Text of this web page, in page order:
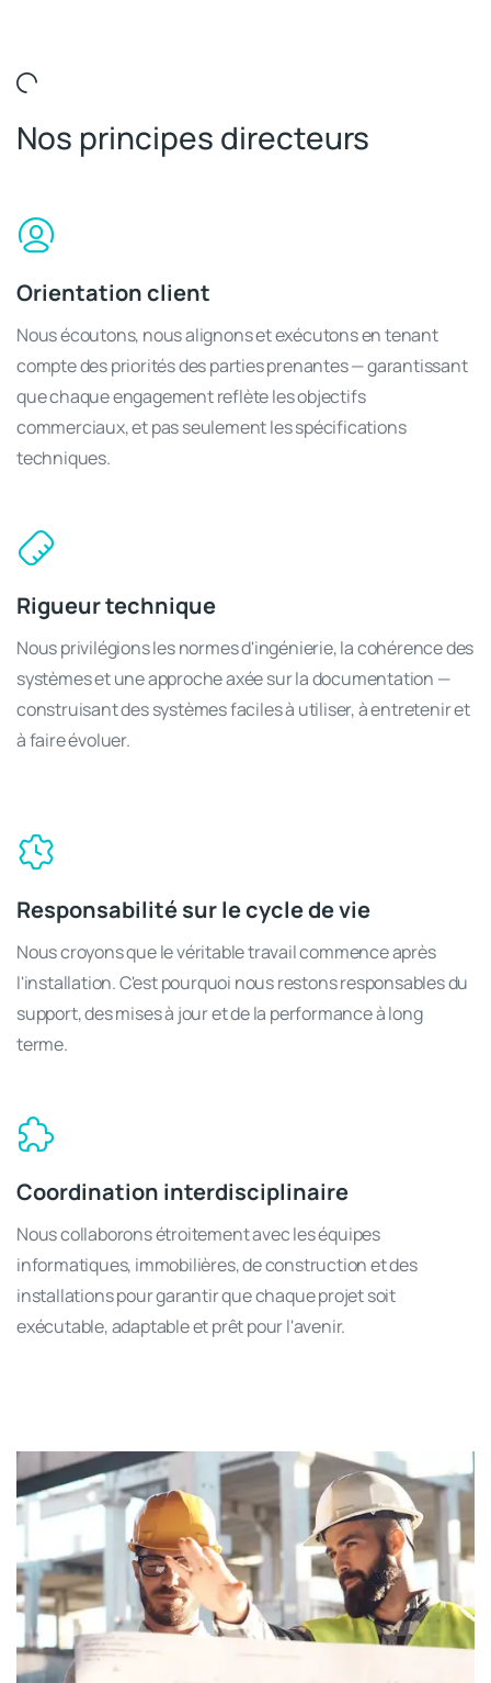
Nos principes directeurs
Orientation client
Nous écoutons, nous alignons et exécutons en tenant
compte des priorités des parties prenantes — garantissant
que chaque engagement reflète les objectifs
commerciaux, et pas seulement les spécifications
techniques.
Rigueur technique
Nous privilégions les normes d'ingénierie, la cohérence des
systèmes et une approche axée sur la documentation —
construisant des systèmes faciles à utiliser, à entretenir et
à faire évoluer.
Responsabilité sur le cycle de vie
Nous croyons que le véritable travail commence après
l'installation. C'est pourquoi nous restons responsables du
support, des mises à jour et de la performance à long
terme.
Coordination interdisciplinaire
Nous collaborons étroitement avec les équipes
informatiques, immobilières, de construction et des
installations pour garantir que chaque projet soit
exécutable, adaptable et prêt pour l'avenir.